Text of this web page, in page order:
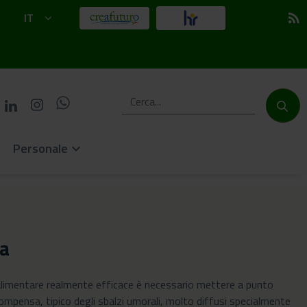
IT rss_feed
Personale keyboard_arrow_down
realmente efficace è necessario mettere a punto
tipico degli sbalzi umorali, molto diffusi specialmente